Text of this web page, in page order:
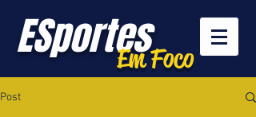
ESportesEm Foco
Post